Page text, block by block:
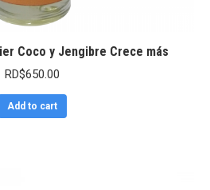
Coco y Jengibre Crece más
RD$650.00
Add to cart